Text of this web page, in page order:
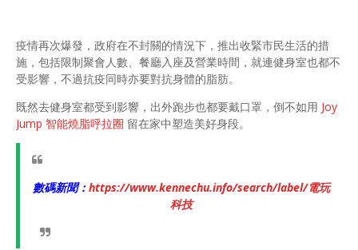
疫情再次爆發，政府在不封關的情況下，推出收緊市民生活的措
施，包括限制聚會人數、餐廳入座及營業時間，就連健身室也都不
受影響，不過抗疫同時亦要對抗身體的脂肪。
既然去健身室都受到影響，出外跑步也都要戴口罩，倒不如用 Joy
Jump 智能燒脂呼拉圈 留在家中塑造美好身段。
數碼新聞： https://www.kennechu.info/search/label/電玩
科技